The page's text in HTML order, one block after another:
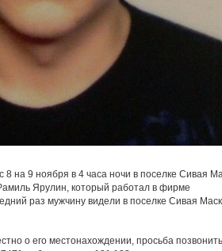
8 на 9 ноября в 4 часа ночи в поселке Сивая
Ярулин, который работал в фирме
раз мужчину видели в поселке Сивая
о его местонахождении, просьба